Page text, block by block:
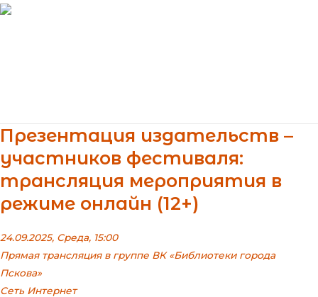
Презентация издательств –
участников фестиваля:
трансляция мероприятия в
режиме онлайн (12+)
24.09.2025, Среда, 15:00
Прямая трансляция в группе ВК «Библиотеки города
Пскова»
Сеть Интернет